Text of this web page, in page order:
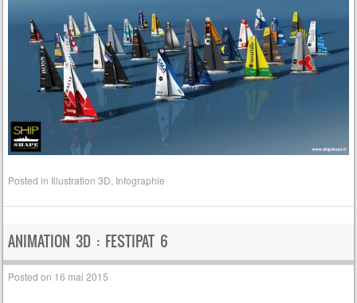
Posted in Illustration 3D Infographie
ANIMATION 3D : FESTIPAT 6
Posted on 16 mai 2015